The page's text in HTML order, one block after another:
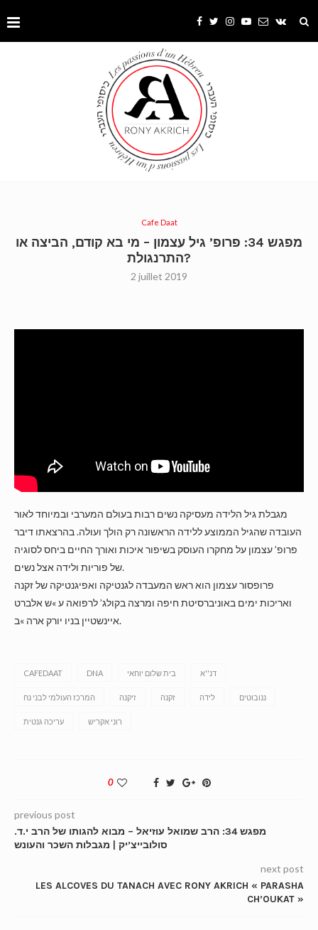
Cafe Daat
מפגש 34: פרופ’ גיל עצמון – מי בא קודם, הביצה או
התרנגולת?
2 juillet 2019
מגבלת גיל הלידה מעסיקה נשים רבות בעולם המערבי ובמיוחד לאור
העובדה שהגיל הממוצע ללידה הראשונה רק הולך ועולה. בהרצאתו דיבר
פרופ’ עצמון על מחקרו העוסק בשיפור איכות ואורך החיים ביחס לסוגיה
של פוריות ולידה אצל נשים.
פרופסור עצמון הוא ראש המעבדה לגנטיקה ואפיגנטיקה של זקנה
ואריכות ימים באוניברסיטת חיפה ומרצה בקולג’ לרפואה ע »ש אלברט
איינשטיין בניו יורק ארה »ב.
CAFEDAAT DNA בית שלום יוחאי דנ''א
המרכז העולמי לבני נח זיקנה זקנה לידה ננובוטים
עריכה גנטית רוני אקריש
0
previous post
מפגש 34: הרב שמואל עוזיאל – מבוא להגותו של הרב י.ד.
סולובייצ’יק | מגבלות השכר והעונש
next post
LES ALCOVES DU TANACH AVEC RONY AKRICH « PARASHA
CH’OUKAT »